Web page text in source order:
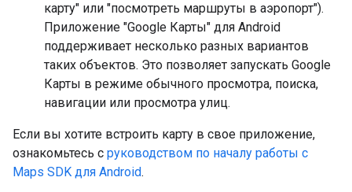
карту" или "посмотреть маршруты в аэропорт").
Приложение "Google Карты" для Android
поддерживает несколько разных вариантов
таких объектов. Это позволяет запускать Google
Карты в режиме обычного просмотра, поиска,
навигации или просмотра улиц.
Если вы хотите встроить карту в свое приложение,
ознакомьтесь с руководством по началу работы с
Maps SDK для Android.